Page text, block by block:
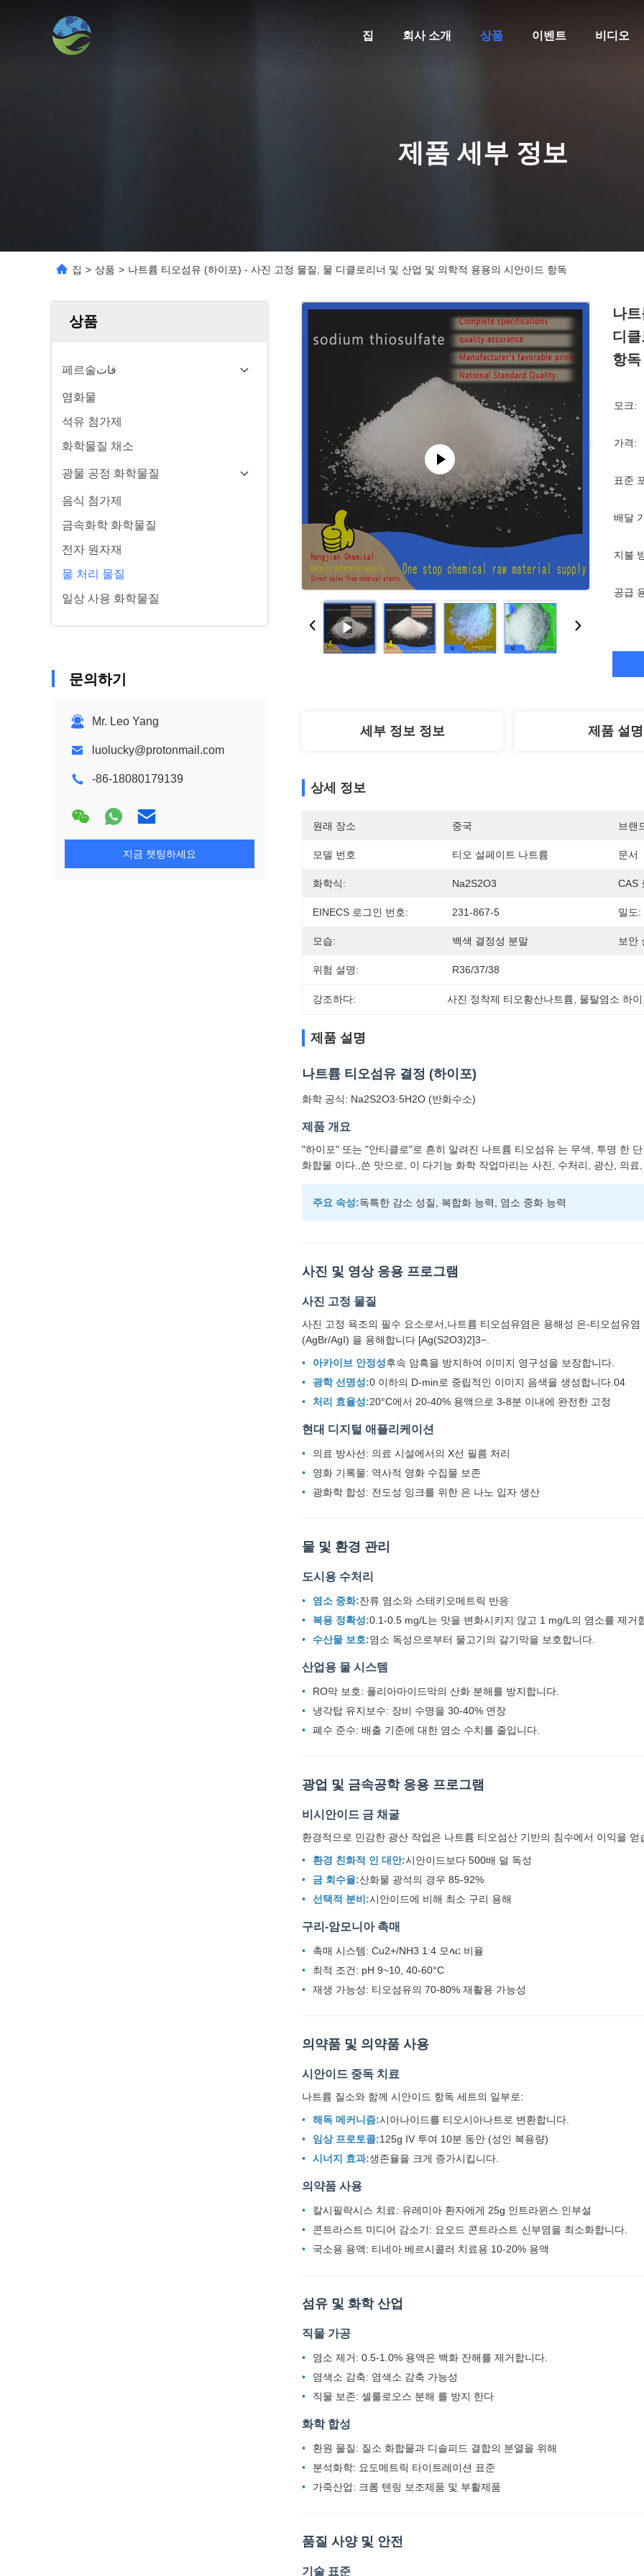
집 회사 소개 상품 이벤트 비디오
제품 세부 정보
집 > 상품 > 나트륨 티오섬유 (하이포) - 사진 고정 물질, 물 디클로리너 및 산업 및 의학적 용용의 시안이드 항독
상품
페르술فات
염화물
석유 첨가제
화학물질 채소
광물 공정 화학물질
음식 첨가제
금속화학 화학물질
전자 원자재
물 처리 물질
일상 사용 화학물질
문의하기
Mr. Leo Yang
luolucky@protonmail.com
-86-18080179139
지금 챗팅하세요
나
디
항독
모크:
가격:
표준
배달
지불
공급
세부 정보 정보 제품 설명
상세 정보
원래 장소 중국 브랜
모델 번호 티오 설페이트 나트륨 문서
화학식: Na2S2O3 CAS
EINECS 로그인 번호: 231-867-5 밀도:
모습: 백색 결정성 분말 보안
위험 설명: R36/37/38
강조하다: 사진 정착제 티오황산나트륨 물탈염소 하이
제품 설명
나트륨 티오섬유 결정 (하이포)
화학 공식: Na2S2O3·5H2O (반화수소)
제품 개요
"하이포" 또는 "안티클로"로 흔히 알려진 나트륨 티오섬유 는 무색, 투명 한
화합물 이다.,쓴 맛으로, 이 다기능 화학 작업마리는 사진, 수처리, 광산, 의
주요 속성:독특한 감소 성질, 복합화 능력, 염소 중화 능력
사진 및 영상 응용 프로그램
사진 고정 물질
사진 고정 욕조의 필수 요소로서,나트륨 티오섬유염은 용해성 은-티오섬유
(AgBr/AgI) 을 용해합니다 [Ag(S2O3)2]3−.
아카이브 안정성후속 암흑을 방지하여 이미지 영구성을 보장합니다.
광학 선명성:0 이하의 D-min로 중립적인 이미지 음색을 생성합니다.04
처리 효율성:20°C에서 20-40% 용액으로 3-8분 이내에 완전한 고정
현대 디지털 애플리케이션
의료 방사선: 의료 시설에서의 X선 필름 처리
영화 기록물: 역사적 영화 수집물 보존
광화학 합성: 전도성 잉크를 위한 은 나노 입자 생산
물 및 환경 관리
도시용 수처리
염소 중화:잔류 염소와 스테키오메트릭 반응
복용 정확성:0.1-0.5 mg/L는 맛을 변화시키지 않고 1 mg/L의 염소를 제거
수산물 보호:염소 독성으로부터 물고기의 갈기막을 보호합니다.
산업용 물 시스템
RO막 보호: 폴리아마이드막의 산화 분해를 방지합니다.
냉각탑 유지보수: 장비 수명을 30-40% 연장
폐수 준수: 배출 기준에 대한 염소 수치를 줄입니다.
광업 및 금속공학 응용 프로그램
비시안이드 금 채굴
환경적으로 민감한 광산 작업은 나트륨 티오섬산 기반의 침수에서 이익을 얻
환경 친화적 인 대안:시안이드보다 500배 덜 독성
금 회수율:산화물 광석의 경우 85-92%
선택적 분비:시안이드에 비해 최소 구리 용해
구리-암모니아 촉매
촉매 시스템: Cu2+/NH3 1:4 모ላር 비율
최적 조건: pH 9~10, 40-60°C
재생 가능성: 티오섬유의 70-80% 재활용 가능성
의약품 및 의약품 사용
시안이드 중독 치료
나트륨 질소와 함께 시안이드 항독 세트의 일부로:
해독 메커니즘:시아나이드를 티오시아나트로 변환합니다.
임상 프로토콜:125g IV 투여 10분 동안 (성인 복용량)
시너지 효과:생존율을 크게 증가시킵니다.
의약품 사용
칼시필락시스 치료: 유레미아 환자에게 25g 인트라윈스 인부설
콘트라스트 미디어 감소기: 요오드 콘트라스트 신부염을 최소화합니다.
국소용 용액: 티네아 베르시콜러 치료용 10-20% 용액
섬유 및 화학 산업
직물 가공
염소 제거: 0.5-1.0% 용액은 백화 잔해를 제거합니다.
염색소 감축: 염색소 감축 가능성
직물 보존: 셀룰로오스 분해 를 방지 한다
화학 합성
환원 물질: 질소 화합물과 디솔피드 결합의 분열을 위해
분석화학: 요도메트릭 타이트레이션 표준
가죽산업: 크롬 텐링 보조제품 및 부활제품
품질 사양 및 안전
기술 표준